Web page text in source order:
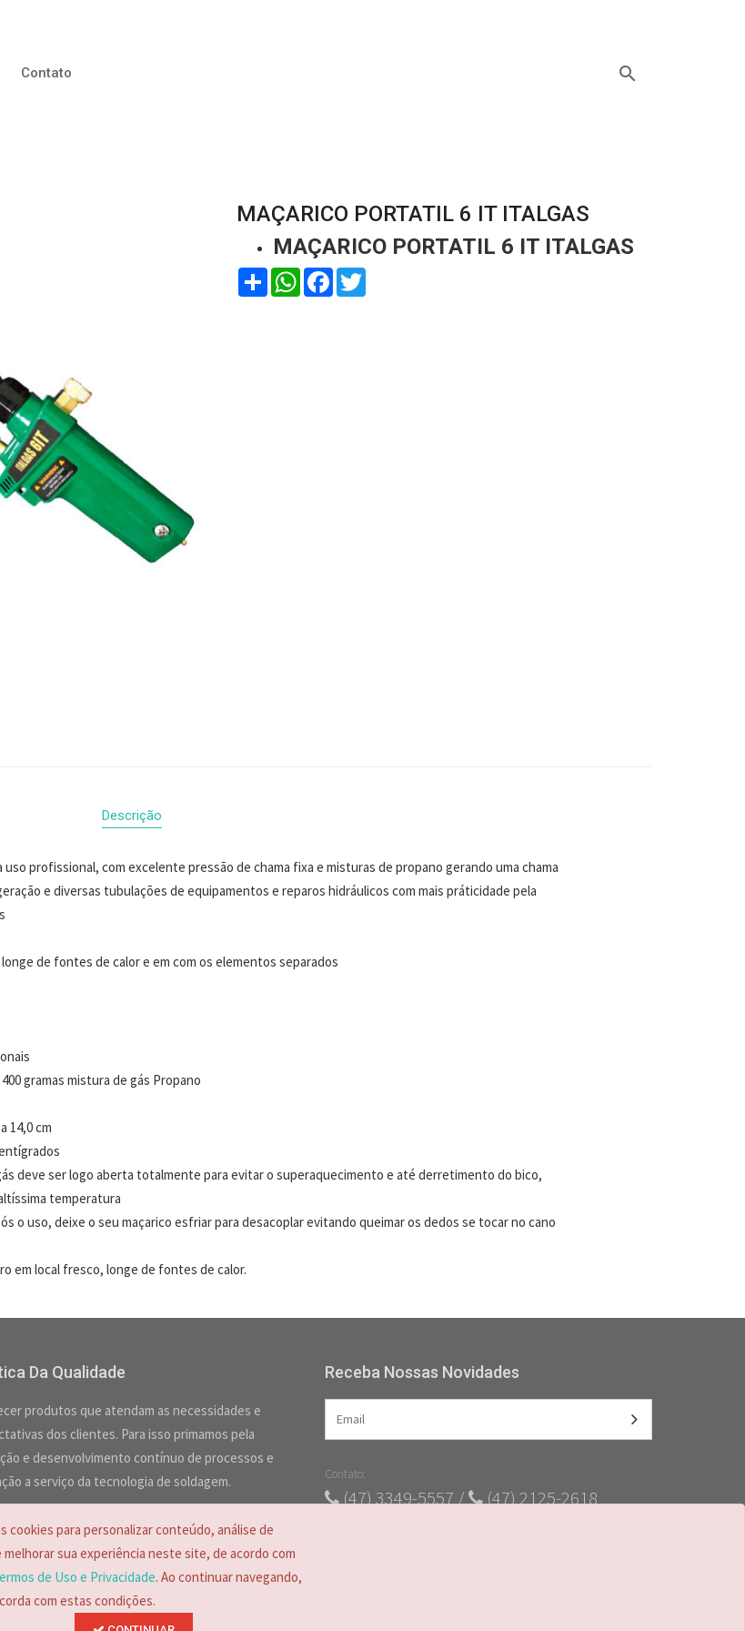
search
Contato
MAÇARICO PORTATIL 6 IT ITALGAS
MAÇARICO PORTATIL 6 IT ITALGAS
Compartilhar
WhatsAppFacebook
Twitter
Descrição
profissional, com excelente pressão de chama fixa e misturas de propano gerando uma chama
e diversas tubulações de equipamentos e reparos hidráulicos com mais práticidade pela
de fontes de calor e em com os elementos separados
gramas mistura de gás Propano
14,0 cm
deve ser logo aberta totalmente para evitar o superaquecimento e até derretimento do bico,
temperatura
o uso, deixe o seu maçarico esfriar para desacoplar evitando queimar os dedos se tocar no cano
em local fresco, longe de fontes de calor.
Da Qualidade
produtos que atendam as necessidades e
dos clientes. Para isso primamos pela
e desenvolvimento contínuo de processos e
a serviço da tecnologia de soldagem.
Receba Nossas Novidades
Contato:
(47) 3349-5557 / (47) 2125-2618
cookies para personalizar conteúdo, análise de
sua experiência neste site, de acordo com
de Uso e Privacidade. Ao continuar navegando,
com estas condições.